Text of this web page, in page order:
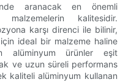
aranacak en önemli
kalitesidir.
karşı direnci ile bilinir,
ideal bir malzeme haline
alüminyum ürünler eşit
ve uzun süreli performans
kaliteli alüminyum kullanan